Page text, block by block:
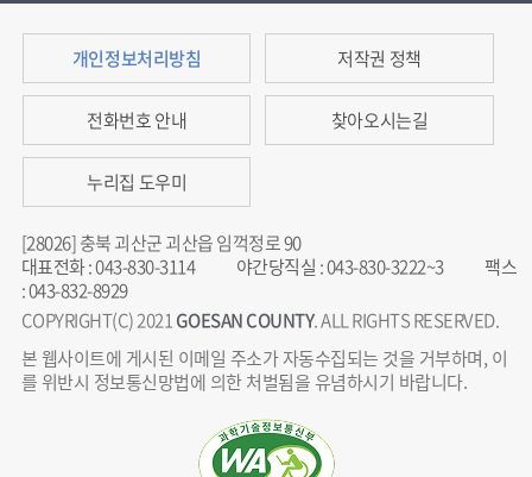
개인정보처리방침 저작권 정책
전화번호 안내 찾아오시는길
누리집 도우미
[28026] 충북 괴산군 괴산읍 임꺽정로 90
대표전화:043-830-3114 야간당직실 :043-830-3222~3
팩스
:043-832-8929
COPYRIGHT(C) 2021GOESAN COUNTY. ALL RIGHTS RESERVED.
본 웹사이트에 게시된 이메일 주소가 자동수집되는 것을 거부하며, 이
를 위반시 정보통신망법에 의한 처벌됨을 유념하시기 바랍니다.